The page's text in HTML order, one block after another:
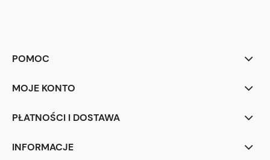
POMOC
MOJE KONTO
PŁATNOŚCI I DOSTAWA
INFORMACJE